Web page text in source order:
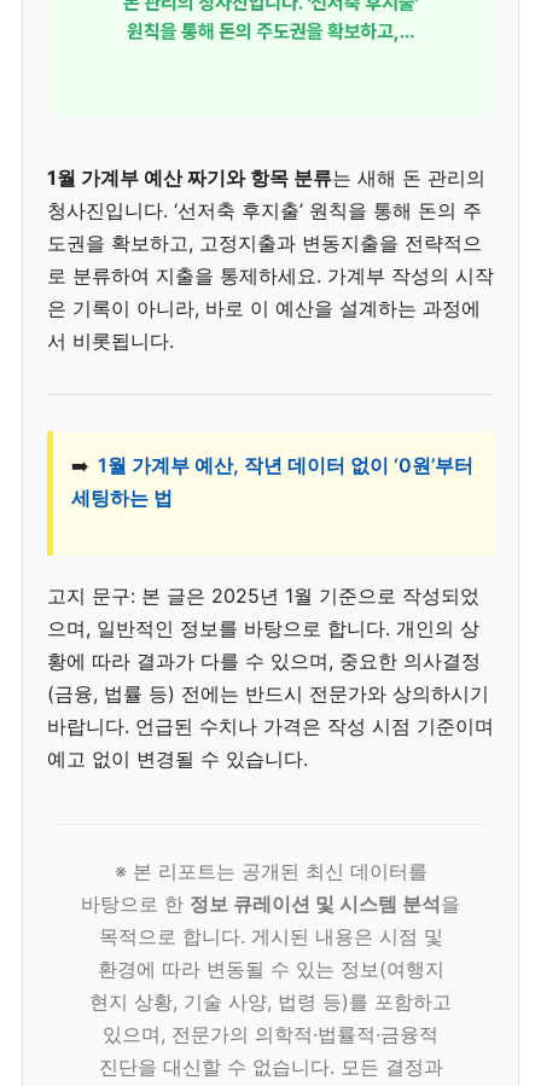
1월 가계부 예산 짜기와 항목 분류는 새해 돈 관리의
청사진입니다. ‘선저축 후지출’ 원칙을 통해 돈의 주
도권을 확보하고, 고정지출과 변동지출을 전략적으
로 분류하여 지출을 통제하세요. 가계부 작성의 시작
은 기록이 아니라, 바로 이 예산을 설계하는 과정에
서 비롯됩니다.
➡️ 1월 가계부 예산, 작년 데이터 없이 ‘0원’부터
세팅하는 법
고지 문구: 본 글은 2025년 1월 기준으로 작성되었
으며, 일반적인 정보를 바탕으로 합니다. 개인의 상
황에 따라 결과가 다를 수 있으며, 중요한 의사결정
(금융, 법률 등) 전에는 반드시 전문가와 상의하시기
바랍니다. 언급된 수치나 가격은 작성 시점 기준이며
예고 없이 변경될 수 있습니다.
※ 본 리포트는 공개된 최신 데이터를
바탕으로 한 정보 큐레이션 및 시스템 분석을
목적으로 합니다. 게시된 내용은 시점 및
환경에 따라 변동될 수 있는 정보(여행지
현지 상황, 기술 사양, 법령 등)를 포함하고
있으며, 전문가의 의학적·법률적·금융적
진단을 대신할 수 없습니다. 모든 결정과